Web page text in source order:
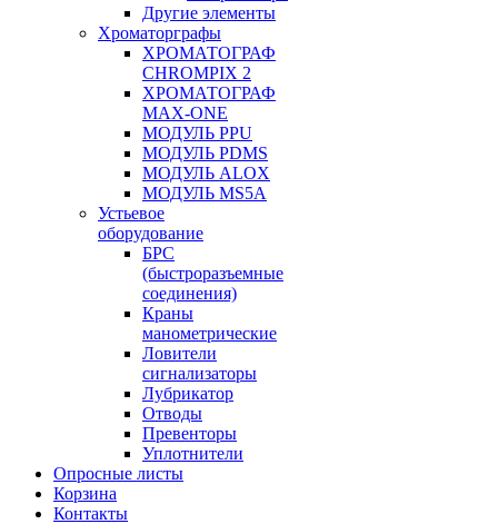
Другие элементы
Хроматорграфы
ХРОМАТОГРАФ
CHROMPIX 2
ХРОМАТОГРАФ
MAX-ONE
МОДУЛЬ PPU
МОДУЛЬ PDMS
МОДУЛЬ ALOX
МОДУЛЬ MS5A
Устьевое
оборудование
БРС
(быстроразъемные
соединения)
Краны
манометрические
Ловители
сигнализаторы
Лубрикатор
Отводы
Превенторы
Уплотнители
Опросные листы
Корзина
Контакты